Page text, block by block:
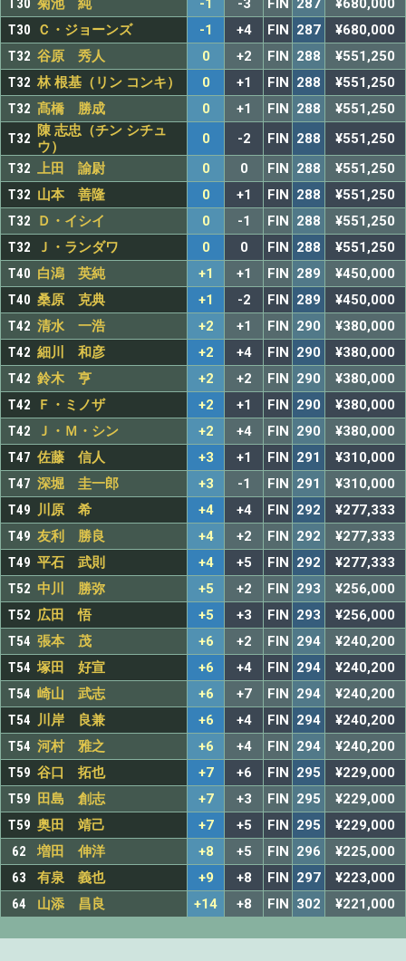
T30 菊池 純 -1 -3 FIN 287
¥680,000
T30
Ｃ・ジョーンズ -1 +4 FIN 287
¥680,000
T32 谷原 秀人 0 +2 FIN 288
¥551,250
T32 林 根基（リン コンキ） 0 +1 FIN 288
¥551,250
T32 髙橋 勝成 0 +1 FIN 288
¥551,250
T32 陳 志忠（チン シチュ
ウ）
0 -2 FIN 288
¥551,250
T32 上田 諭尉 0 0 FIN 288
¥551,250
T32 山本 善隆 0 +1 FIN 288
¥551,250
T32
Ｄ・イシイ 0 -1 FIN 288
¥551,250
T32
Ｊ・ランダワ 0 0 FIN 288
¥551,250
T40 白潟 英純 +1 +1 FIN 289
¥450,000
T40 桑原 克典 +1 -2 FIN 289
¥450,000
T42 清水 一浩 +2 +1 FIN 290
¥380,000
T42 細川 和彦 +2 +4 FIN 290
¥380,000
T42 鈴木 亨 +2 +2 FIN 290
¥380,000
T42
Ｆ・ミノザ +2 +1 FIN 290
¥380,000
T42
Ｊ・Ｍ・シン +2 +4 FIN 290
¥380,000
T47 佐藤 信人 +3 +1 FIN 291
¥310,000
T47 深堀 圭一郎 +3 -1 FIN 291
¥310,000
T49 川原 希 +4 +4 FIN 292
¥277,333
T49 友利 勝良 +4 +2 FIN 292
¥277,333
T49 平石 武則 +4 +5 FIN 292
¥277,333
T52 中川 勝弥 +5 +2 FIN 293
¥256,000
T52 広田 悟 +5 +3 FIN 293
¥256,000
T54 張本 茂 +6 +2 FIN 294
¥240,200
T54 塚田 好宣 +6 +4 FIN 294
¥240,200
T54 崎山 武志 +6 +7 FIN 294
¥240,200
T54 川岸 良兼 +6 +4 FIN 294
¥240,200
T54 河村 雅之 +6 +4 FIN 294
¥240,200
T59 谷口 拓也 +7 +6 FIN 295
¥229,000
T59
田島 創志 +7 +3 FIN 295
¥229,000
T59 奥田 靖己 +7 +5 FIN 295
¥229,000
62
増田 伸洋 +8 +5 FIN 296
¥225,000
63
有泉 義也 +9 +8 FIN 297
¥223,000
64
山添 昌良 +14 +8 FIN 302 ¥221,000